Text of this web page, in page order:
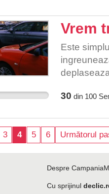
Vrem
Este
copil sa
30 din 100
3 4 5 6 Următorul
Despre
Cu sprijinul